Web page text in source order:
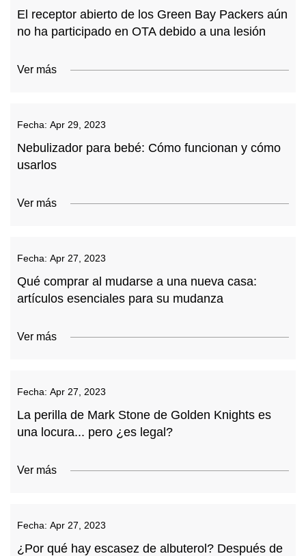
El receptor abierto de los Green Bay Packers aún
no ha participado en OTA debido a una lesión
Ver más
Fecha: Apr 29, 2023
Nebulizador para bebé: Cómo funcionan y cómo
usarlos
Ver más
Fecha: Apr 27, 2023
Qué comprar al mudarse a una nueva casa:
artículos esenciales para su mudanza
Ver más
Fecha: Apr 27, 2023
La perilla de Mark Stone de Golden Knights es
una locura... pero ¿es legal?
Ver más
Fecha: Apr 27, 2023
¿Por qué hay escasez de albuterol? Después de